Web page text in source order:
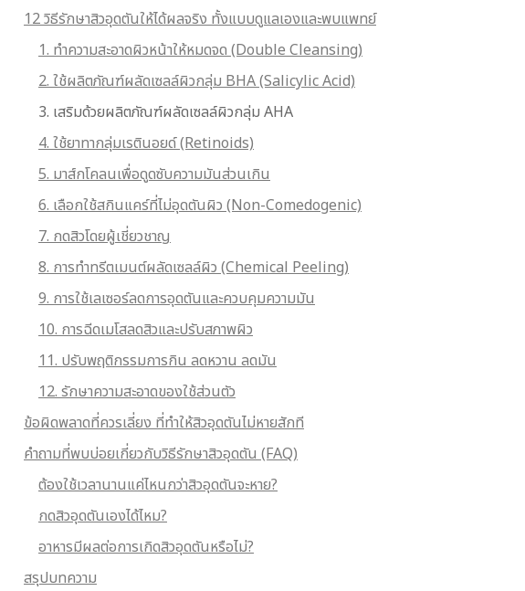
12 วิธีรักษาสิวอุดตันให้ได้ผลจริง ทั้งแบบดูแลเองและพบแพทย์
1. ทำความสะอาดผิวหน้าให้หมดจด (Double Cleansing)
2. ใช้ผลิตภัณฑ์ผลัดเซลล์ผิวกลุ่ม BHA (Salicylic Acid)
3. เสริมด้วยผลิตภัณฑ์ผลัดเซลล์ผิวกลุ่ม AHA
4. ใช้ยาทากลุ่มเรตินอยด์ (Retinoids)
5. มาส์กโคลนเพื่อดูดซับความมันส่วนเกิน
6. เลือกใช้สกินแคร์ที่ไม่อุดตันผิว (Non-Comedogenic)
7. กดสิวโดยผู้เชี่ยวชาญ
8. การทำทรีตเมนต์ผลัดเซลล์ผิว (Chemical Peeling)
9. การใช้เลเซอร์ลดการอุดตันและควบคุมความมัน
10. การฉีดเมโสลดสิวและปรับสภาพผิว
11. ปรับพฤติกรรมการกิน ลดหวาน ลดมัน
12. รักษาความสะอาดของใช้ส่วนตัว
ข้อผิดพลาดที่ควรเลี่ยง ที่ทำให้สิวอุดตันไม่หายสักที
คำถามที่พบบ่อยเกี่ยวกับวิธีรักษาสิวอุดตัน (FAQ)
ต้องใช้เวลานานแค่ไหนกว่าสิวอุดตันจะหาย?
กดสิวอุดตันเองได้ไหม?
อาหารมีผลต่อการเกิดสิวอุดตันหรือไม่?
สรุปบทความ